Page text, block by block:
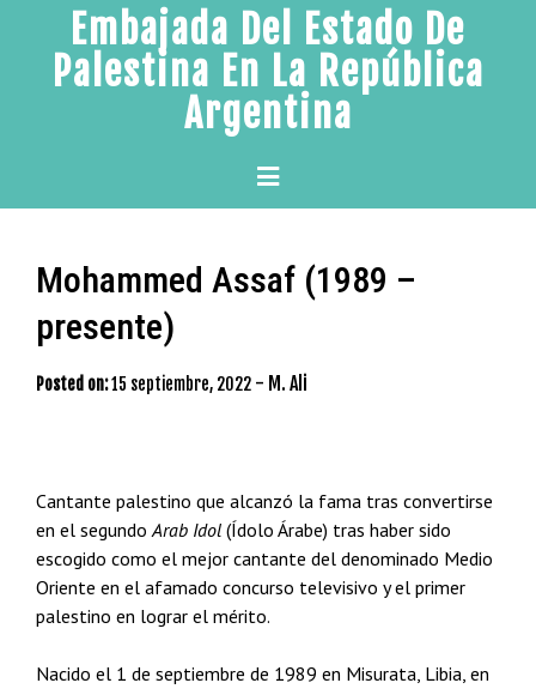
content
Embajada Del Estado De
Palestina En La República
Argentina
Primary
Menu
Mohammed Assaf (1989 –
presente)
Posted on:15 septiembre, 2022 - M. Ali
Cantante palestino que alcanzó la fama tras convertirse
en el segundoArab Idol (Ídolo Árabe) tras haber sido
escogido como el mejor cantante del denominado Medio
Oriente en el afamado concurso televisivo y el primer
palestino en lograr el mérito.
Nacido el 1 de septiembre de 1989 en Misurata, Libia, en